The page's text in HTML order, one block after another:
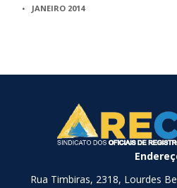
JANEIRO 2014
Rua Timbiras, 2318, Lourdes